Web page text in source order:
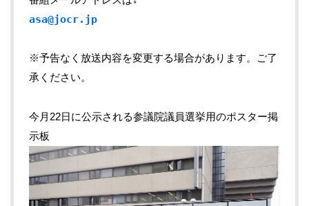
asa@jocr.jp
※予告なく放送内容を変更する場合があります。ご了
承ください。
今月22日に公示される参議院議員選挙用のポスター掲
示板